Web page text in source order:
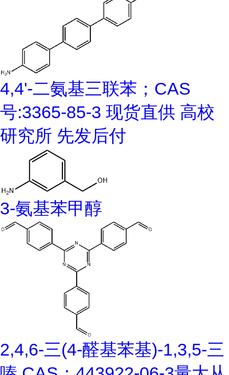
4,4'-二氨基三联苯；CAS
号:3365-85-3 现货直供 高校
研究所 先发后付
3-氨基苯甲醇
2,4,6-三(4-醛基苯基)-1,3,5-三